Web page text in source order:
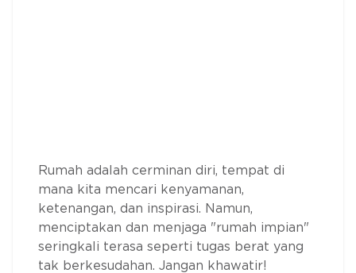
Rumah adalah cerminan diri, tempat di
mana kita mencari kenyamanan,
ketenangan, dan inspirasi. Namun,
menciptakan dan menjaga "rumah impian"
seringkali terasa seperti tugas berat yang
tak berkesudahan. Jangan khawatir!